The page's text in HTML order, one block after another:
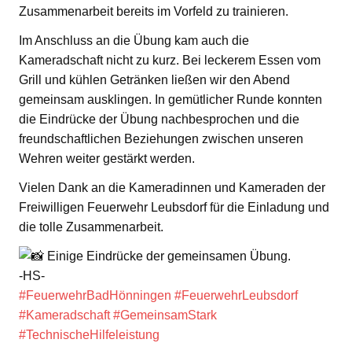
Zusammenarbeit bereits im Vorfeld zu trainieren.
Im Anschluss an die Übung kam auch die
Kameradschaft nicht zu kurz. Bei leckerem Essen vom
Grill und kühlen Getränken ließen wir den Abend
gemeinsam ausklingen. In gemütlicher Runde konnten
die Eindrücke der Übung nachbesprochen und die
freundschaftlichen Beziehungen zwischen unseren
Wehren weiter gestärkt werden.
Vielen Dank an die Kameradinnen und Kameraden der
Freiwilligen Feuerwehr Leubsdorf für die Einladung und
die tolle Zusammenarbeit.
Einige Eindrücke der gemeinsamen Übung.
-HS-
#FeuerwehrBadHönningen #FeuerwehrLeubsdorf
#Kameradschaft #GemeinsamStark
#TechnischeHilfeleistung